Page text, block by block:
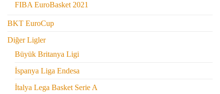
FIBA EuroBasket 2021
BKT EuroCup
Diğer Ligler
Büyük Britanya Ligi
İspanya Liga Endesa
İtalya Lega Basket Serie A